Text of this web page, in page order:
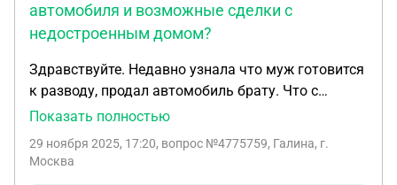
автомобиля и возможные сделки с
недостроенным домом?
Здравствуйте. Недавно узнала что муж готовится
к разводу, продал автомобиль брату. Что с
недостроенным домом, не знаю возможно тоже
ли я подать в суд о признании сделки
Показать полностью
29 ноября 2025, 17:20, вопрос №4775759, Галина, г.
Москва